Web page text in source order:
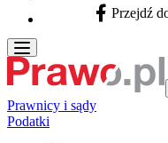
Facebook -
Przejdź
Prawnicy i sądy
Podatki